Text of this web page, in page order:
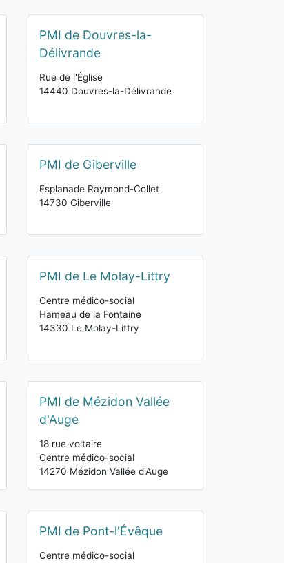
PMI de Douvres-la-
Délivrande
Rue de l'Église
14440 Douvres-la-Délivrande
PMI de Giberville
Esplanade Raymond-Collet
14730 Giberville
PMI de Le Molay-Littry
Centre médico-social
Hameau de la Fontaine
14330 Le Molay-Littry
PMI de Mézidon Vallée
d'Auge
18 rue voltaire
Centre médico-social
14270 Mézidon Vallée d'Auge
PMI de Pont-l'Évêque
Centre médico-social